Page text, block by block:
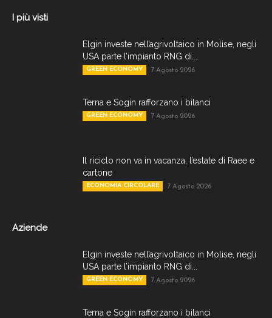
I più visti
Elgin investe nell’agrivoltaico in Molise, negli
USA parte l’impianto RNG di...
GREEN ECONOMY 7 Agosto 2026
Terna e Sogin rafforzano i bilanci
GREEN ECONOMY 7 Agosto 2026
Il riciclo non va in vacanza, l’estate di Raee e
cartone
ECONOMIA CIRCOLARE 7 Agosto 2026
Aziende
Elgin investe nell’agrivoltaico in Molise, negli
USA parte l’impianto RNG di...
GREEN ECONOMY 7 Agosto 2026
Terna e Sogin rafforzano i bilanci